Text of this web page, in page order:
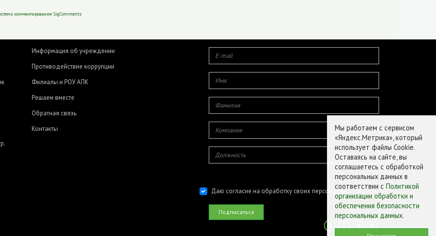
Информация об учреждении
Противодействие коррупции
Филиалы и РОУ АПК
Решаем вместе
Обратная связь
Контакты
Даю согласие на обработку своих персональных данных
Мы работаем с сервисом
«Яндекс.Метрика», который
использует файлы Cookie.
Оставаясь на сайте, вы
соглашаетесь с обработкой
персональных данных в
соответствии с Политикой
организации обработки и
обеспечения безопасности
персональных данных.